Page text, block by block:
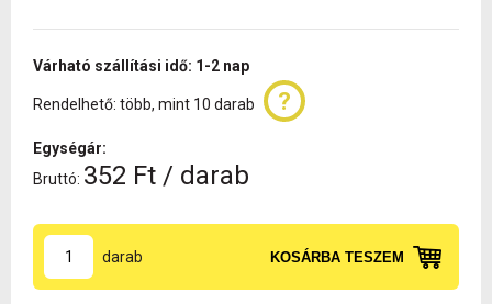
Várható szállítási idő: 1-2 nap
Rendelhető: több, mint 10 darab
Egységár:
Bruttó: 352 Ft / darab
darab KOSÁRBA TESZEM